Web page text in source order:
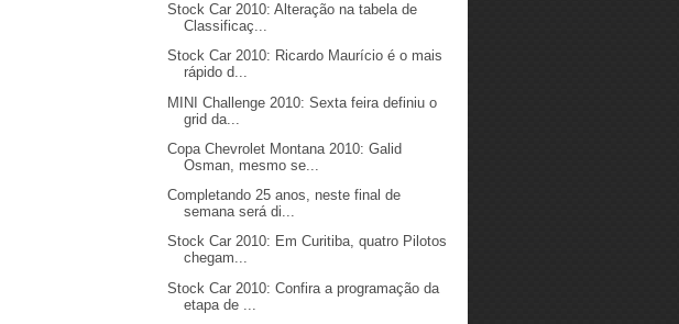
Stock Car 2010: Alteração na tabela de
Classificaç...
Stock Car 2010: Ricardo Maurício é o mais
rápido d...
MINI Challenge 2010: Sexta feira definiu o
grid da...
Copa Chevrolet Montana 2010: Galid
Osman, mesmo se...
Completando 25 anos, neste final de
semana será di...
Stock Car 2010: Em Curitiba, quatro Pilotos
chegam...
Stock Car 2010: Confira a programação da
etapa de ...